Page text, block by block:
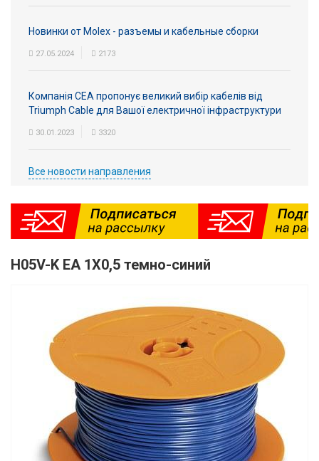
Контакты
поддержка
Блог
Новинки от Molex - разъемы и кабельные сборки
27.05.2024 2173
Компанія СЕА пропонує великий вибір кабелів від
Triumph Cable для Вашої електричної інфраструктури
30.01.2023 3320
Все новости направления
H05V-K EA 1X0,5 темно-синий